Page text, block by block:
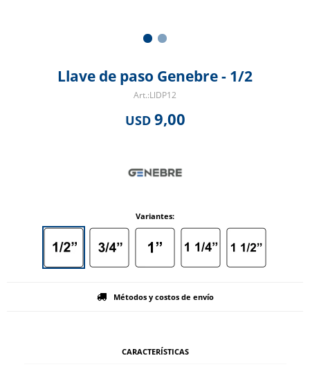
Llave de paso Genebre - 1/2
LlDP12
USD 9,00
Variantes:
Métodos y costos de envío
CARACTERÍSTICAS